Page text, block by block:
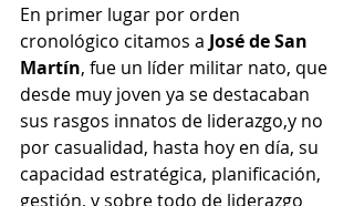
En primer lugar por orden
cronológico citamos a José de San
Martín, fue un líder militar nato, que
desde muy joven ya se destacaban
sus rasgos innatos de liderazgo,y no
por casualidad, hasta hoy en día, su
capacidad estratégica, planificación,
gestión, y sobre todo de liderazgo